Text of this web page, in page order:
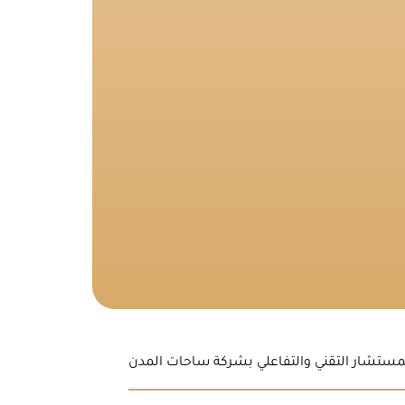
التقني والتفاعلي بشركة ساحات المدن